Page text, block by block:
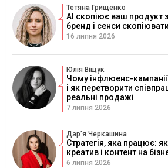
Тетяна Грищенко
AI скопіює ваш продукт
бренд і сенси
16 липня 2026
Юлія Віщук
Чому інфлюенс-
і як перетворити
реальні продажі
7 липня 2026
Дарʼя Черкашина
Стратегія, яка працює:
креатив і контент на
6 липня 2026